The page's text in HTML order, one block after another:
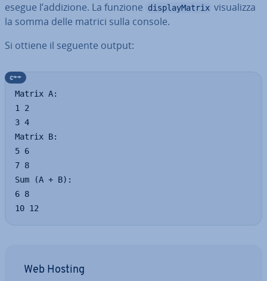
esegue l’addizione. La funzione
displayMatrix vi­sua­liz­za
la somma delle matrici sulla console.
Si ottiene il seguente output:
Matrix A:
1 2
3 4
Matrix B:
5 6
7 8
Sum (A + B):
6 8
10 12
c++
Web Hosting